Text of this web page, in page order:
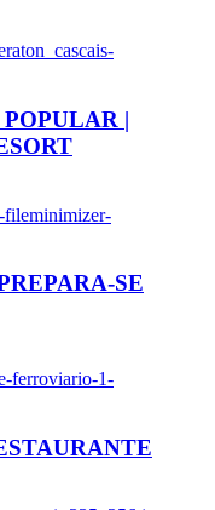
|
fileminimizer-
SE
ferroviario-1-